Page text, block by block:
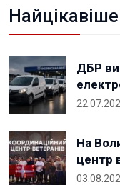
Найцікавіше
ДБР
На
центр